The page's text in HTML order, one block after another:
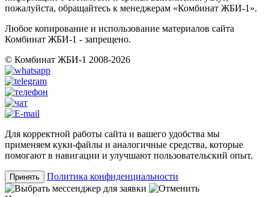
пожалуйста, обращайтесь к менеджерам «Комбинат ЖБИ-1».
Любое копирование и использование материалов сайта
Комбинат ЖБИ-1 - запрещено.
© Комбинат ЖБИ-1 2008-2026
Для корректной работы сайта и вашего удобства мы
применяем куки-файлы и аналогичные средства, которые
помогают в навигации и улучшают пользовательский опыт.
Принять Политика конфиденциальности